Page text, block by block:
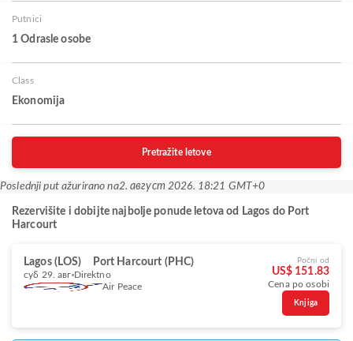
Putnici
1 Odrasle osobe
Class
Ekonomija
Pretražite letove
Poslednji put ažurirano na2. август 2026. 18:21 GMT+0
Rezervišite i dobijte najbolje ponude letova od Lagos do Port
Harcourt
Lagos (LOS) Port Harcourt (PHC)
суб 29. авг Direktno
Air Peace
Počni od
US$ 151.83
Cena po osobi
Knjiga